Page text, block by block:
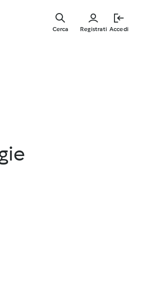
Registrati Accedi
Cerca